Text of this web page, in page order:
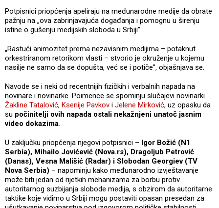
Potpisnici priopćenja apeliraju na međunarodne medije da obrate
pažnju na „ova zabrinjavajuća događanja i pomognu u širenju
istine o gušenju medijskih sloboda u Srbiji”.
„Rastući animozitet prema nezavisnim medijima – potaknut
orkestriranom retorikom vlasti – stvorio je okruženje u kojemu
nasilje ne samo da se dopušta, već se i potiče”, objašnjava se.
Navode se i neki od recentnijih fizičkih i verbalnih napada na
novinare i novinarke. Poimence se spominju slučajevi novinarki
Žakline Tatalović, Ksenije Pavkov i Jelene Mirković, uz opasku da
su počinitelji ovih napada ostali nekažnjeni unatoč jasnim
video dokazima.
U zaključku priopćenja njegovi potpisnici – Igor Božić (N1
Serbia), Mihailo Jovićević (Nova.rs), Dragoljub Petrović
(Danas), Vesna Mališić (Radar) i Slobodan Georgiev (TV
Nova Serbia) – napominju kako međunarodno izvještavanje
može biti jedan od rijetkih mehanizama za borbu protiv
autoritarnog suzbijanja slobode medija, s obzirom da autoritarne
taktike koje vidimo u Srbiji mogu postaviti opasan presedan za